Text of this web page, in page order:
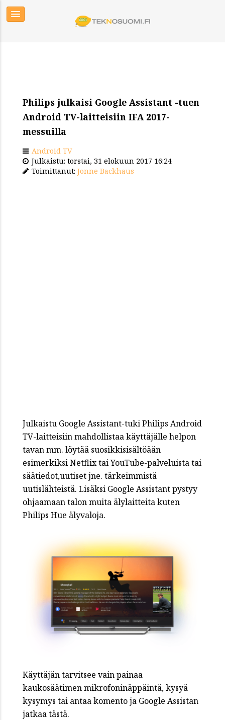
Philips julkaisi Google Assistant -tuen
Android TV-laitteisiin IFA 2017-
messuilla
Android TV
Julkaistu: torstai, 31 elokuun 2017 16:24
Toimittanut: Jonne Backhaus
Julkaistu Google Assistant-tuki Philips Android
TV-laitteisiin mahdollistaa käyttäjälle helpon
tavan mm. löytää suosikkisisältöään
esimerkiksi Netflix tai YouTube-palveluista tai
säätiedot,uutiset jne. tärkeimmistä
uutislähteistä. Lisäksi Google Assistant pystyy
ohjaamaan talon muita älylaitteita kuten
Philips Hue älyvaloja.
Käyttäjän tarvitsee vain painaa
kaukosäätimen mikrofoninäppäintä, kysyä
kysymys tai antaa komento ja Google Assistan
jatkaa tästä.